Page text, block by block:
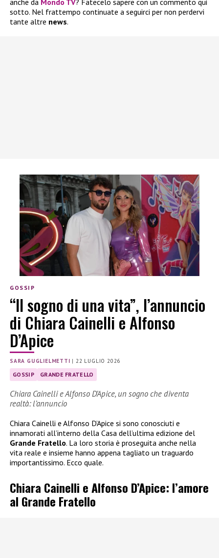
anche da Mondo TV? Fatecelo sapere con un commento qui
sotto. Nel frattempo continuate a seguirci per non perdervi
tante altre news.
GOSSIP
“Il sogno di una vita”, l’annuncio
di Chiara Cainelli e Alfonso
D’Apice
SARA GUGLIELMETTI | 22 LUGLIO 2026
GOSSIP GRANDE FRATELLO
Chiara Cainelli e Alfonso D’Apice, un sogno che diventa
realtà: l’annuncio
Chiara Cainelli e Alfonso D’Apice si sono conosciuti e
innamorati all’interno della Casa dell’ultima edizione del
Grande Fratello. La loro storia è proseguita anche nella
vita reale e insieme hanno appena tagliato un traguardo
importantissimo. Ecco quale.
Chiara Cainelli e Alfonso D’Apice: l’amore
al Grande Fratello